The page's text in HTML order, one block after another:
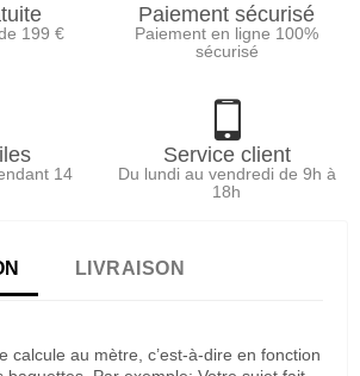
199 €
Paiement sécurisé
Paiement en ligne 100%
sécurisé
14
Service client
Du lundi au vendredi de 9h à
18h
LIVRAISON
calcule au mètre, c’est-à-dire en fonction